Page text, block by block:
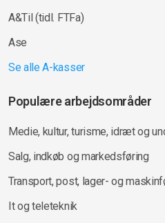
A&Til (tidl. FTFa)
Ase
Se alle A-kasser
Populære arbejdsområder
Medie, kultur, turisme, idræt og
Salg, indkøb og markedsføring
Transport, post, lager- og
It og teleteknik